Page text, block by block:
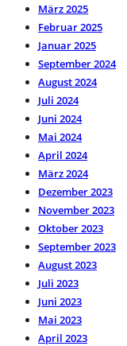
März 2025
Februar 2025
Januar 2025
September 2024
August 2024
Juli 2024
Juni 2024
Mai 2024
April 2024
März 2024
Dezember 2023
November 2023
Oktober 2023
September 2023
August 2023
Juli 2023
Juni 2023
Mai 2023
April 2023